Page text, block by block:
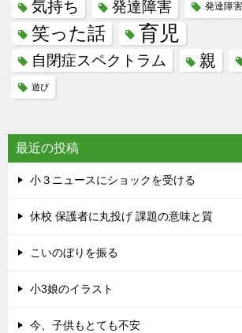
気持ち 発達障害 発達障
笑った話 育児
自閉症スペクトラム 親
遊び
最近の投稿
小３ニュースにショックを受ける
休校 保護者に丸投げ 課題の意味と質
こいのぼりを振る
小3娘のイラスト
今、子供もとても不安